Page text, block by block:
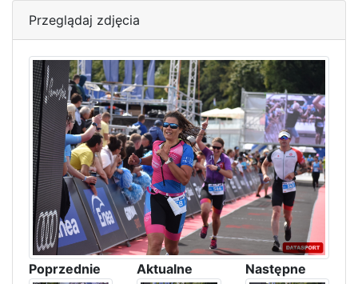
Przeglądaj zdjęcia
Poprzednie Aktualne Następne